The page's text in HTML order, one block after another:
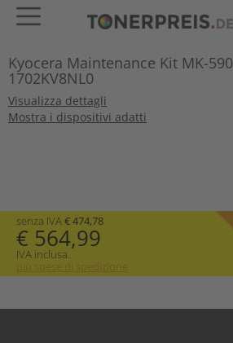
Kyocera Maintenance Kit MK-590
1702KV8NL0
Visualizza dettagli
Mostra i dispositivi adatti
senza IVA€ 474,78
€ 564,99
IVA inclusa.
più spese di spedizione